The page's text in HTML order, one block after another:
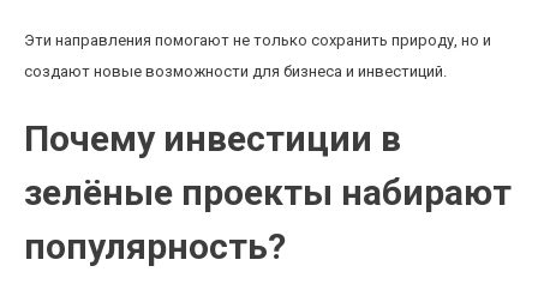
Эти направления помогают не только сохранить природу, но и
создают новые возможности для бизнеса и инвестиций.
Почему инвестиции в
зелёные проекты набирают
популярность?